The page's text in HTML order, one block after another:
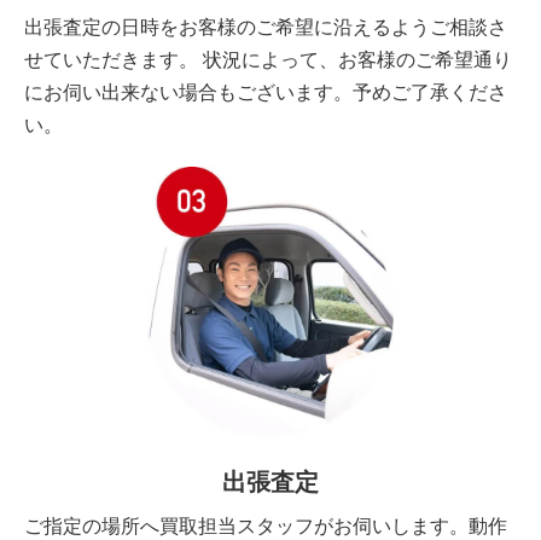
出張査定の日時をお客様のご希望に沿えるようご相談さ
せていただきます。 状況によって、お客様のご希望通り
にお伺い出来ない場合もございます。予めご了承くださ
い。
出張査定
ご指定の場所へ買取担当スタッフがお伺いします。動作